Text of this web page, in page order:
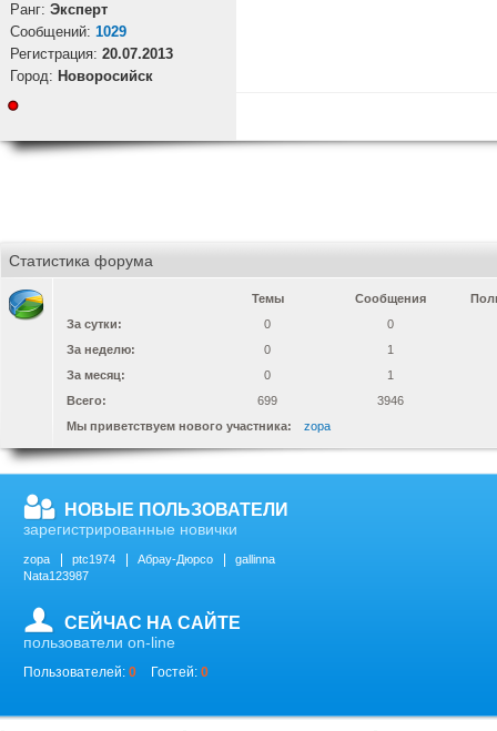
Ранг: Эксперт
Cообщений: 1029
Регистрация: 20.07.2013
Город: Новоросийск
Статистика форума
Темы Сообщения
За сутки:
0
0
За неделю:
0
1
За месяц:
0
1
Всего:
699
3946
Мы приветствуем нового участника:
zopa
НОВЫЕ ПОЛЬЗОВАТЕЛИ
зарегистрированные новички
zopa ptc1974 Абрау-Дюрсо
gallinna
Nata123987
СЕЙЧАС НА САЙТЕ
пользователи on-line
Пользователей: 0 Гостей: 0